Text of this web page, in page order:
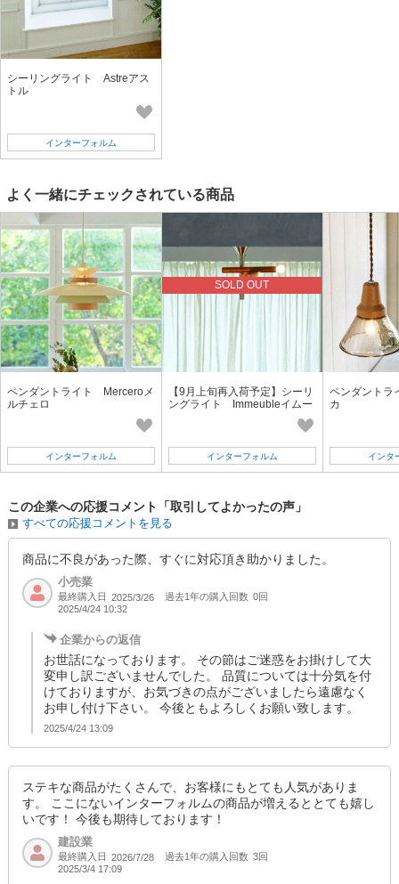
シーリングライト Astreアス
トル
インターフォルム
よく一緒にチェックされている商品
ペンダントライト Merceroメ
ルチェロ
インターフォルム
SOLD OUT
【9月上旬再入荷予定】シーリ
ングライト Immeubleイムー
インターフォルム
ペンダント
カ
インタ
この企業への応援コメント「取引してよかったの声」
すべての応援コメントを見る
商品に不良があった際、すぐに対応頂き助かりました。
小売業
最終購入日 2025/3/26 過去1年の購入回数 0回
2025/4/24 10:32
企業からの返信
お世話になっております。 その節はご迷惑をお掛けして大
変申し訳ございませんでした。 品質については十分気を付
けておりますが、お気づきの点がございましたら遠慮なく
お申し付け下さい。 今後ともよろしくお願い致します。
2025/4/24 13:09
ステキな商品がたくさんで、お客様にもとても人気がありま
す。 ここにないインターフォルムの商品が増えるととても嬉し
いです！ 今後も期待しております！
建設業
最終購入日 2026/7/28 過去1年の購入回数 3回
2025/3/4 17:09